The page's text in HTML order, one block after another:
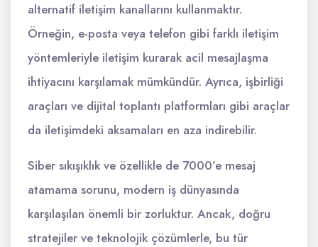
alternatif iletişim kanallarını kullanmaktır.
Örneğin, e-posta veya telefon gibi farklı iletişim
yöntemleriyle iletişim kurarak acil mesajlaşma
ihtiyacını karşılamak mümkündür. Ayrıca, işbirliği
araçları ve dijital toplantı platformları gibi araçlar
da iletişimdeki aksamaları en aza indirebilir.
Siber sıkışıklık ve özellikle de 7000’e mesaj
atamama sorunu, modern iş dünyasında
karşılaşılan önemli bir zorluktur. Ancak, doğru
stratejiler ve teknolojik çözümlerle, bu tür